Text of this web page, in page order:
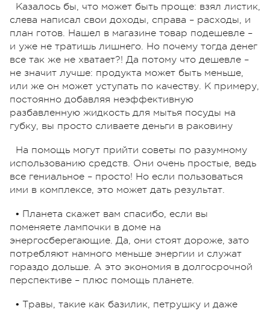
Казалось бы, что может быть проще: взял листик,
слева написал свои доходы, справа – расходы, и
план готов. Нашел в магазине товар подешевле –
и уже не тратишь лишнего. Но почему тогда денег
все так же не хватает?! Да потому что дешевле –
не значит лучше: продукта может быть меньше,
или же он может уступать по качеству. К примеру,
постоянно добавляя неэффективную
разбавленную жидкость для мытья посуды на
губку, вы просто сливаете деньги в раковину
На помощь могут прийти советы по разумному
использованию средств. Они очень простые, ведь
все гениальное – просто! Но если пользоваться
ими в комплексе, это может дать результат.
• Планета скажет вам спасибо, если вы
поменяете лампочки в доме на
энергосберегающие. Да, они стоят дороже, зато
потребляют намного меньше энергии и служат
гораздо дольше. А это экономия в долгосрочной
перспективе – плюс помощь планете.
• Травы, такие как базилик, петрушку и даже